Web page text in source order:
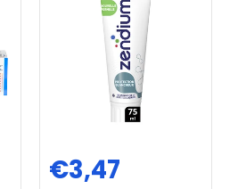
€3,47